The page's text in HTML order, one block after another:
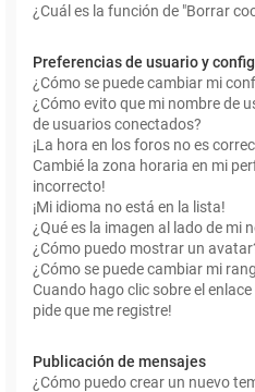
¿Cuál es la función de "Borrar
Preferencias de usuario y
¿Cómo se puede cambiar mi
¿Cómo evito que mi nombre de
de usuarios conectados?
¡La hora en los foros no es
Cambié la zona horaria en mi
incorrecto!
¡Mi idioma no está en la lista!
¿Qué es la imagen al lado de mi
¿Cómo puedo mostrar un
¿Cómo se puede cambiar mi
Cuando hago clic sobre el
pide que me registre!
Publicación de mensajes
¿Cómo puedo crear un nuevo